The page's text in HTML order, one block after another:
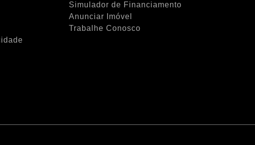
Simulador de Financiamento
Anunciar Imóvel
Trabalhe Conosco